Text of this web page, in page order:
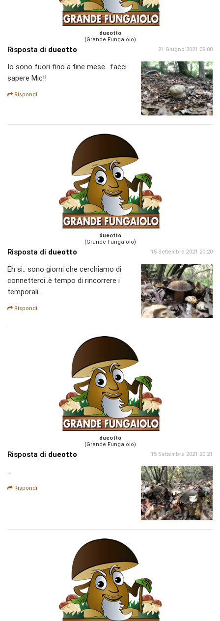
dueotto
(Grande Fungaiolo)
Risposta di dueotto 21 Giugno 2021 09:00
Io sono fuori fino a fine mese.. facci
sapere Mic!!
Rispondi
dueotto
(Grande Fungaiolo)
Risposta di dueotto 15 Settembre 2021 20:20
Eh si.. sono giorni che cerchiamo di
connetterci..è tempo di rincorrere i
temporali..
Rispondi
dueotto
(Grande Fungaiolo)
Risposta di dueotto 15 Settembre 2021 20:21
..
Rispondi